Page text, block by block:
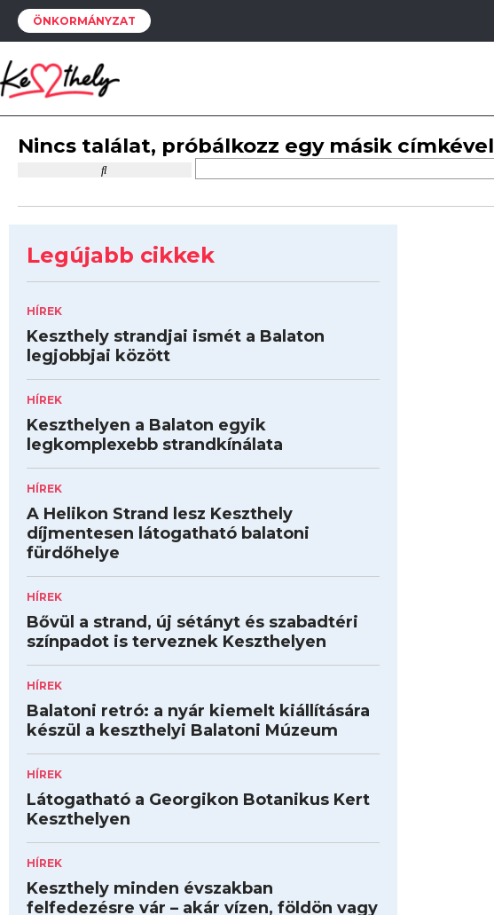
ÖNKORMÁNYZAT
Nincs találat, próbálkozz egy másik címkével
Legújabb cikkek
HÍREK
Keszthely strandjai ismét a Balaton
legjobbjai között
HÍREK
Keszthelyen a Balaton egyik
legkomplexebb strandkínálata
HÍREK
A Helikon Strand lesz Keszthely
díjmentesen látogatható balatoni
fürdőhelye
HÍREK
Bővül a strand, új sétányt és szabadtéri
színpadot is terveznek Keszthelyen
HÍREK
Balatoni retró: a nyár kiemelt kiállítására
készül a keszthelyi Balatoni Múzeum
HÍREK
Látogatható a Georgikon Botanikus Kert
Keszthelyen
HÍREK
Keszthely minden évszakban
felfedezésre vár – akár vízen, földön vagy